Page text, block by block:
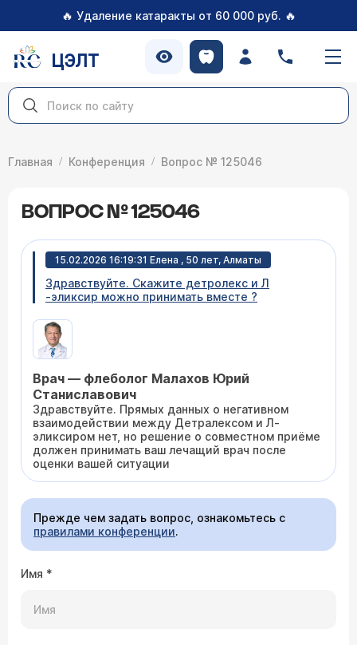
🔥 Удаление катаракты от 60 000 руб. 🔥
ЦЭЛТ
Главная Конференция Вопрос № 125046
ВОПРОС № 125046
15.02.2026 16:19:31 Елена , 50 лет, Алматы
Здравствуйте. Скажите детролекс и Л
-эликсир можно принимать вместе ?
Врач — флеболог Малахов Юрий
Станиславович
Здравствуйте. Прямых данных о негативном
взаимодействии между Детралексом и Л-
эликсиром нет, но решение о совместном приёме
должен принимать ваш лечащий врач после
оценки вашей ситуации
Прежде чем задать вопрос, ознакомьтесь с
правилами конференции.
Имя *